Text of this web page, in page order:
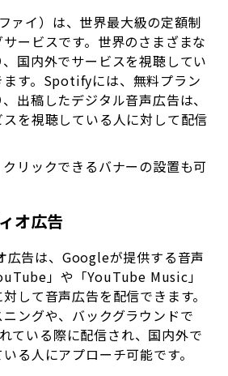
ァイ）は、世界最大級の定額制
ービスです。世界のさまざまな
国内外でサービスを視聴してい
ます。Spotifyには、無料プラン
出稿したデジタル音声広告は、
を視聴している人に対して配信
リックできるバナーの設置も可
オ広告
広告は、Googleが提供する音声
」や「YouTube Music」
して音声広告を配信できます。
ングや、バックグラウンドで
ている際に配信され、国内外で
る人にアプローチ可能です。